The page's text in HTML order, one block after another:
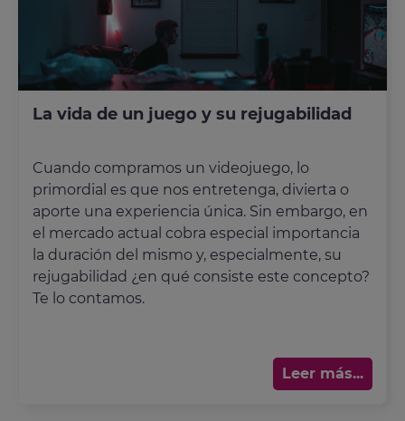
La vida de un juego y su rejugabilidad
Cuando compramos un videojuego, lo
primordial es que nos entretenga, divierta o
aporte una experiencia única. Sin embargo, en
el mercado actual cobra especial importancia
la duración del mismo y, especialmente, su
rejugabilidad ¿en qué consiste este concepto?
Te lo contamos.
Leer más...